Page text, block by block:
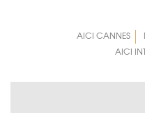
AICI CANNES
AICI